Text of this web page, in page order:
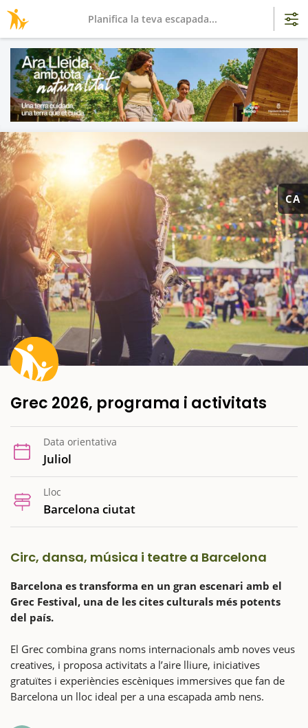
CA
Grec 2026, programa i activitats
Data orientativa
Juliol
Lloc
Barcelona ciutat
Circ, dansa, música i teatre a Barcelona
Barcelona es transforma en un gran escenari amb el
Grec Festival, una de les cites culturals més potents
del país.
El Grec combina grans noms internacionals amb noves veus
creatives, i proposa activitats a l’aire lliure, iniciatives
gratuïtes i experiències escèniques immersives que fan de
Barcelona un lloc ideal per a una escapada amb nens.
Planifica la teva escapada...